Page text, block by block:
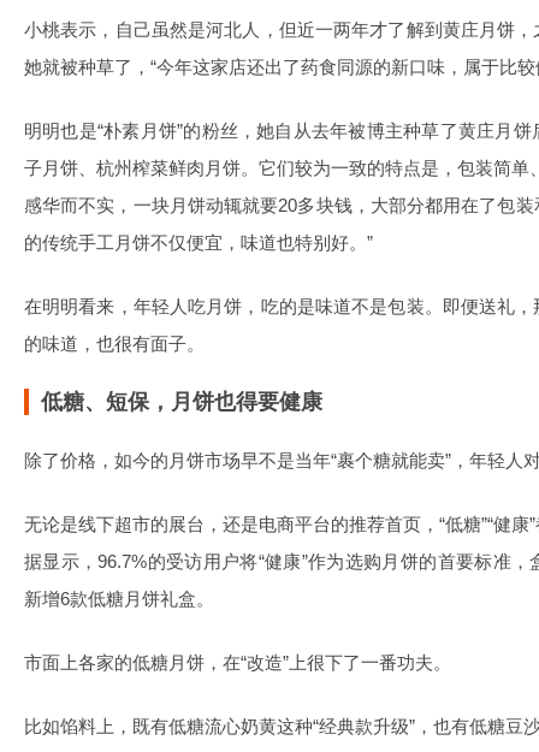
小桃表示，自己虽然是河北人，但近一两年才了解到黄庄月饼
她就被种草了，“今年这家店还出了药食同源的新口味，属于比
明明也是“朴素月饼”的粉丝，她自从去年被博主种草了黄庄月
子月饼、杭州榨菜鲜肉月饼。它们较为一致的特点是，包装简单
感华而不实，一块月饼动辄就要20多块钱，大部分都用在了包
的传统手工月饼不仅便宜，味道也特别好。”
在明明看来，年轻人吃月饼，吃的是味道不是包装。即便送礼
的味道，也很有面子。
低糖、短保，月饼也得要健康
除了价格，如今的月饼市场早不是当年“裹个糖就能卖”，年轻人
无论是线下超市的展台，还是电商平台的推荐首页，“低糖”“健
据显示，96.7%的受访用户将“健康”作为选购月饼的首要标准
新增6款低糖月饼礼盒。
市面上各家的低糖月饼，在“改造”上很下了一番功夫。
比如馅料上，既有低糖流心奶黄这种“经典款升级”，也有低糖豆